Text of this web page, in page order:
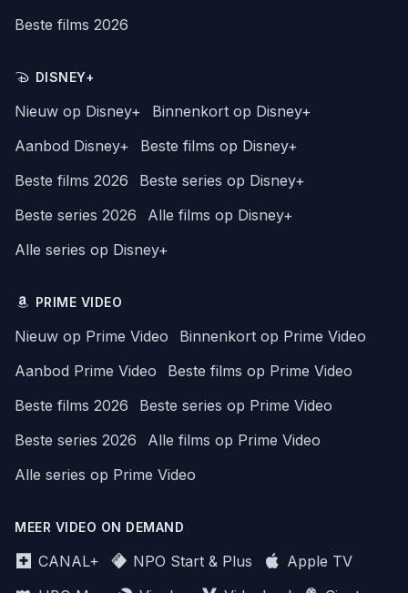
Beste films 2026
DISNEY+
Nieuw op Disney+
Binnenkort op Disney+
Aanbod Disney+
Beste films op Disney+
Beste films 2026
Beste series op Disney+
Beste series 2026
Alle films op Disney+
Alle series op Disney+
PRIME VIDEO
Nieuw op Prime Video
Binnenkort op Prime Video
Aanbod Prime Video
Beste films op Prime Video
Beste films 2026
Beste series op Prime Video
Beste series 2026
Alle films op Prime Video
Alle series op Prime Video
MEER VIDEO ON DEMAND
CANAL+ NPO Start & Plus
Apple TV